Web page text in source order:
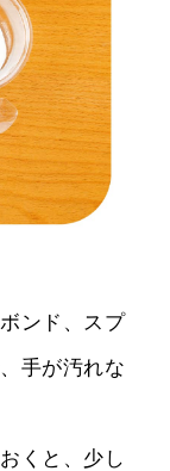
ンド、スプ
手が汚れな
くと、少し